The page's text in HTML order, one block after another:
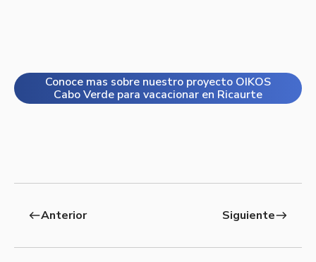
Conoce mas sobre nuestro proyecto OIKOS
Cabo Verde para vacacionar en Ricaurte
westAnterior Siguienteeast